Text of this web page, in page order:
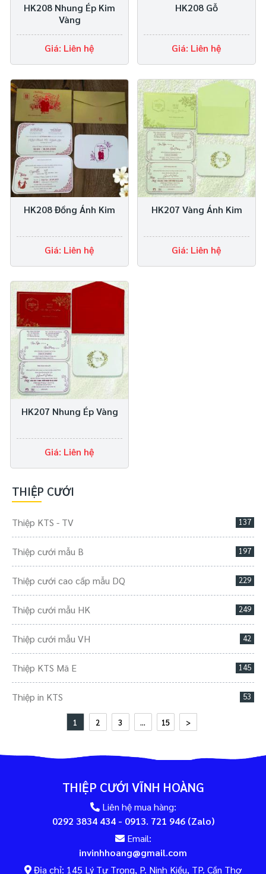
THIỆP CƯỚI
Thiệp KTS - TV 137
Thiệp cưới mẫu B 197
Thiệp cưới cao cấp mẫu DQ 229
Thiệp cưới mẫu HK 249
Thiệp cưới mẫu VH 42
Thiệp KTS Mã E 145
Thiệp in KTS 53
HK208 Nhung Ép Kim
Vàng
Giá: Liên hệ
HK208 Gỗ
Giá: Liên hệ
HK208 Đồng Ánh Kim
Giá: Liên hệ
HK207 Vàng Ánh Kim
Giá: Liên hệ
HK207 Nhung Ép Vàng
Giá: Liên hệ
1 2 3 ... 15 >
THIỆP CƯỚI VĨNH HOÀNG
Liên hệ mua hàng:
0292 3834 434 - 0913. 721 946 (Zalo)
Email:
invinhhoang@gmail.com
Địa chỉ: 145 Lý Tự Trọng, P. Ninh Kiều, TP. Cần Thơ